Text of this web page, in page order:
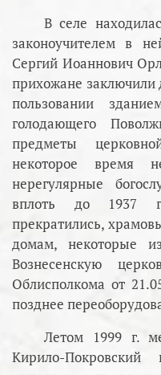
В селе
законоучителем в
Сергий Иоаннович
прихожане заключили
пользовании
голодающего
предметы
некоторое время
нерегулярные
вплоть до 1937
прекратились,
домам, некоторые
Вознесенскую
Облисполкома от
позднее
Летом 1999 г.
Кирило-